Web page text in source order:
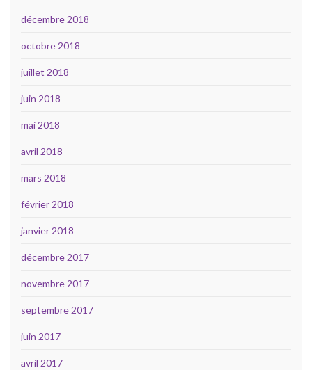
décembre 2018
octobre 2018
juillet 2018
juin 2018
mai 2018
avril 2018
mars 2018
février 2018
janvier 2018
décembre 2017
novembre 2017
septembre 2017
juin 2017
avril 2017